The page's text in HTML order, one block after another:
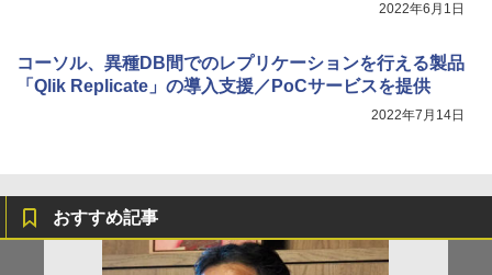
2022年6月1日
コーソル、異種DB間でのレプリケーションを行える製品
「Qlik Replicate」の導入支援／PoCサービスを提供
2022年7月14日
おすすめ記事